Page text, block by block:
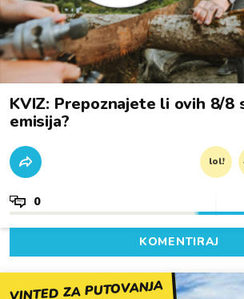
KVIZ: Prepoznajete li ovih 8/
emisija?
lol!
0
KOMENTIRAJ
VINTED ZA PUTOVANJA